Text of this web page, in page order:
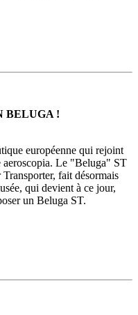
BELUGA !
européenne qui rejoint
aeroscopia. Le "Beluga" ST
fait désormais
qui devient à ce jour,
un Beluga ST.